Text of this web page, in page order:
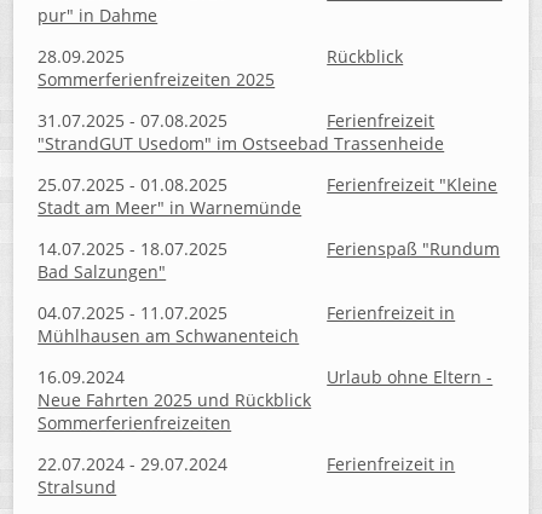
pur" in Dahme
28.09.2025
Rückblick
Sommerferienfreizeiten 2025
31.07.2025 - 07.08.2025
Ferienfreizeit
"StrandGUT Usedom" im Ostseebad Trassenheide
25.07.2025 - 01.08.2025
Ferienfreizeit "Kleine
Stadt am Meer" in Warnemünde
14.07.2025 - 18.07.2025
Ferienspaß "Rundum
Bad Salzungen"
04.07.2025 - 11.07.2025
Ferienfreizeit in
Mühlhausen am Schwanenteich
16.09.2024
Urlaub ohne Eltern -
Neue Fahrten 2025 und Rückblick
Sommerferienfreizeiten
22.07.2024 - 29.07.2024
Ferienfreizeit in
Stralsund